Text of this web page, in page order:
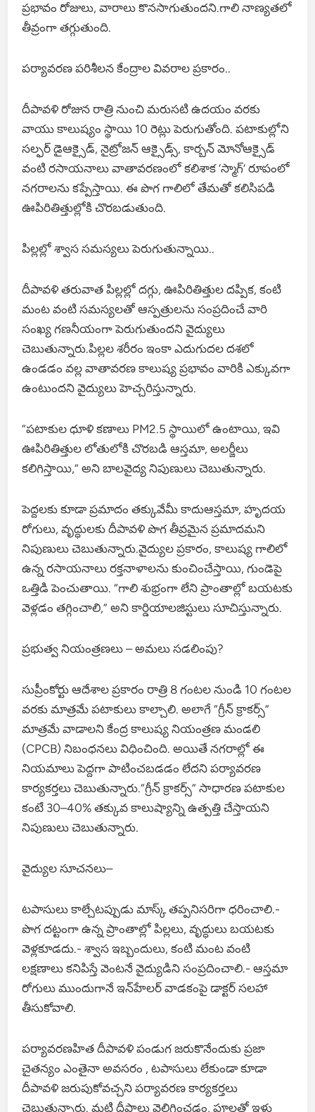
ప్రభావం రోజులు, వారాలు కొనసాగుతుందని.గాలి నాణ్యతలో
తీవ్రంగా తగ్గుతుంది.
పర్యావరణ పరిశీలన కేంద్రాల వివరాల ప్రకారం..
దీపావళి రోజున రాత్రి నుంచి మరుసటి ఉదయం వరకు
వాయు కాలుష్యం స్థాయి 10 రెట్లు పెరుగుతోంది. పటాకుల్లోని
సల్ఫర్ డైఆక్సైడ్, నైట్రోజన్ ఆక్సైడ్స్, కార్బన్ మోనోఆక్సైడ్
వంటి రసాయనాలు వాతావరణంలో కలిశాక ‘స్మాగ్’ రూపంలో
నగరాలను కప్పేస్తాయి. ఈ పొగ గాలిలో తేమతో కలిసిపడి
ఊపిరితిత్తుల్లోకి చొరబడుతుంది.
పిల్లల్లో శ్వాస సమస్యలు పెరుగుతున్నాయి..
దీపావళి తరువాత పిల్లల్లో దగ్గు, ఊపిరితిత్తుల దప్పిక, కంటి
మంట వంటి సమస్యలతో ఆస్పత్రులను సంప్రదించే వారి
సంఖ్య గణనీయంగా పెరుగుతుందని వైద్యులు
చెబుతున్నారు.పిల్లల శరీరం ఇంకా ఎదుగుదల దశలో
ఉండడం వల్ల వాతావరణ కాలుష్య ప్రభావం వారికి ఎక్కువగా
ఉంటుందని వైద్యులు హెచ్చరిస్తున్నారు.
“పటాకుల ధూళి కణాలు PM2.5 స్థాయిలో ఉంటాయి, ఇవి
ఊపిరితిత్తుల లోతులోకి చొరబడి ఆస్తమా, అలర్జీలు
కలిగిస్తాయి,” అని బాలవైద్య నిపుణులు చెబుతున్నారు.
పెద్దలకు కూడా ప్రమాదం తక్కువేమీ కాదుఆస్తమా, హృదయ
రోగులు, వృద్ధులకు దీపావళి పొగ తీవ్రమైన ప్రమాదమని
నిపుణులు చెబుతున్నారు.వైద్యుల ప్రకారం, కాలుష్య గాలిలో
ఉన్న రసాయనాలు రక్తనాళాలను కుంచించేస్తాయి, గుండెపై
ఒత్తిడి పెంచుతాయి. “గాలి శుభ్రంగా లేని ప్రాంతాల్లో బయటకు
వెళ్లడం తగ్గించాలి,” అని కార్డియాలజిస్టులు సూచిస్తున్నారు.
ప్రభుత్వ నియంత్రణలు – అమలు సడలింపు?
సుప్రీంకోర్టు ఆదేశాల ప్రకారం రాత్రి 8 గంటల నుండి 10 గంటల
వరకు మాత్రమే పటాకులు కాల్చాలి. అలాగే “గ్రీన్ క్రాకర్స్”
మాత్రమే వాడాలని కేంద్ర కాలుష్య నియంత్రణ మండలి
(CPCB) నిబంధనలు విధించింది. అయితే నగరాల్లో ఈ
నియమాలు పెద్దగా పాటించబడడం లేదని పర్యావరణ
కార్యకర్తలు చెబుతున్నారు.“గ్రీన్ క్రాకర్స్” సాధారణ పటాకుల
కంటే 30–40% తక్కువ కాలుష్యాన్ని ఉత్పత్తి చేస్తాయని
నిపుణులు చెబుతున్నారు.
వైద్యుల సూచనలు–
టపాసులు కాల్చేటప్పుడు మాస్క్ తప్పనిసరిగా ధరించాలి.-
పొగ దట్టంగా ఉన్న ప్రాంతాల్లో పిల్లలు, వృద్ధులు బయటకు
వెళ్లకూడదు.- శ్వాస ఇబ్బందులు, కంటి మంట వంటి
లక్షణాలు కనిపిస్తే వెంటనే వైద్యుడిని సంప్రదించాలి.- ఆస్తమా
రోగులు ముందుగానే ఇన్‌హేలర్ వాడకంపై డాక్టర్ సలహా
తీసుకోవాలి.
పర్యావరణహిత దీపావళి పండుగ జరుకొనేందుకు ప్రజా
చైతన్యం ఎంతైనా అవసరం , టపాసులు లేకుండా కూడా
దీపావళి జరుపుకోవచ్చని పర్యావరణ కార్యకర్తలు
చెబుతున్నారు. మట్టి దీపాలు వెలిగించడం, పూలతో ఇళ్లు